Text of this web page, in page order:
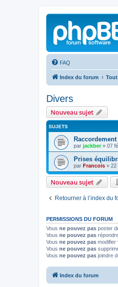
FAQ
Index du forum
Divers
Nouveau sujet
SUJETS
par jackber» 07
Prises
par Francois » 22
Nouveau sujet
Retourner à l’index du
PERMISSIONS DU FORUM
Vous ne pouvez pas poster
Vous ne pouvez pas
Vous ne pouvez pas modifier
Vous ne pouvez pas
Vous ne pouvez pas joindre
Index du forum